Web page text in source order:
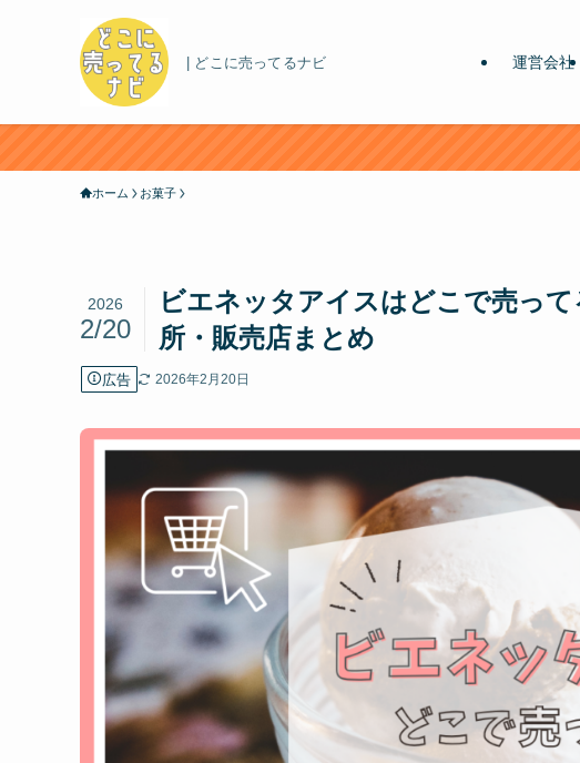
| どこに売ってるナビ 運営会社
ホーム お菓子
ビエネッタアイスはどこで売っ
所・販売店まとめ
2026
2/20
広告 2026年2月20日